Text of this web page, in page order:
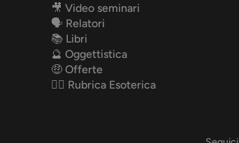
🎥 Video seminari
🗣️ Relatori
📚 Libri
🔮 Oggettistica
🤑 Offerte
✍🏻 Rubrica Esoterica